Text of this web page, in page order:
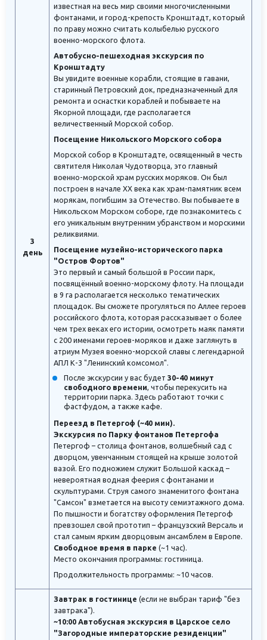
3
день
известная на весь мир своими многочисленными
фонтанами, и город-крепость Кронштадт, который
по праву можно считать колыбелью русского
военно-морского флота.
Автобусно-пешеходная экскурсия по
Кронштадту
Вы увидите военные корабли, стоящие в гавани,
старинный Петровский док, предназначенный для
ремонта и оснастки кораблей и побываете на
Якорной площади, где располагается
величественный Морской собор.
Посещение Никольского Морского собора
Морской собор в Кронштадте, освященный в честь
святителя Николая Чудотворца, это главный
военно-морской храм русских моряков. Он был
построен в начале XX века как храм-памятник всем
морякам, погибшим за Отечество. Вы побываете в
Никольском Морском соборе, где познакомитесь с
его уникальным внутренним убранством и морскими
реликвиями.
Посещение музейно-исторического парка
"Остров Фортов"
Это первый и самый большой в России парк,
посвящённый военно-морскому флоту. На площади
в 9 га располагается несколько тематических
площадок. Вы сможете прогуляться по Аллее героев
российского флота, которая рассказывает о более
чем трех веках его истории, осмотреть маяк памяти
с 200 именами героев-моряков и даже заглянуть в
атриум Музея военно-морской славы с легендарной
АПЛ К-3 "Ленинский комсомол".
После экскурсии у вас будет30-40 минут
свободного времени, чтобы перекусить на
территории парка. Здесь работают точки с
фастфудом, а также кафе.
Переезд в Петергоф (~40 мин).
Экскурсия по Парку фонтанов Петергофа
Петергоф – столица фонтанов, волшебный сад с
дворцом, увенчанным стоящей на крыше золотой
вазой. Его подножием служит Большой каскад –
невероятная водная феерия с фонтанами и
скульптурами. Струя самого знаменитого фонтана
"Самсон" взметается на высоту семиэтажного дома.
По пышности и богатству оформления Петергоф
превзошел свой прототип – французский Версаль и
стал самым ярким дворцовым ансамблем в Европе.
Свободное время в парке (~1 час).
Место окончания программы: гостиница.
Продолжительность программы: ~10 часов.
Завтрак в гостинице (если не выбран тариф "без
завтрака").
~10:00 Автобусная экскурсия в Царское село
"Загородные императорские резиденции"